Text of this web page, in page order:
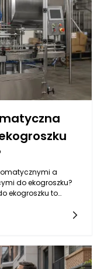
a
do ekogroszku?
ekogroszku to